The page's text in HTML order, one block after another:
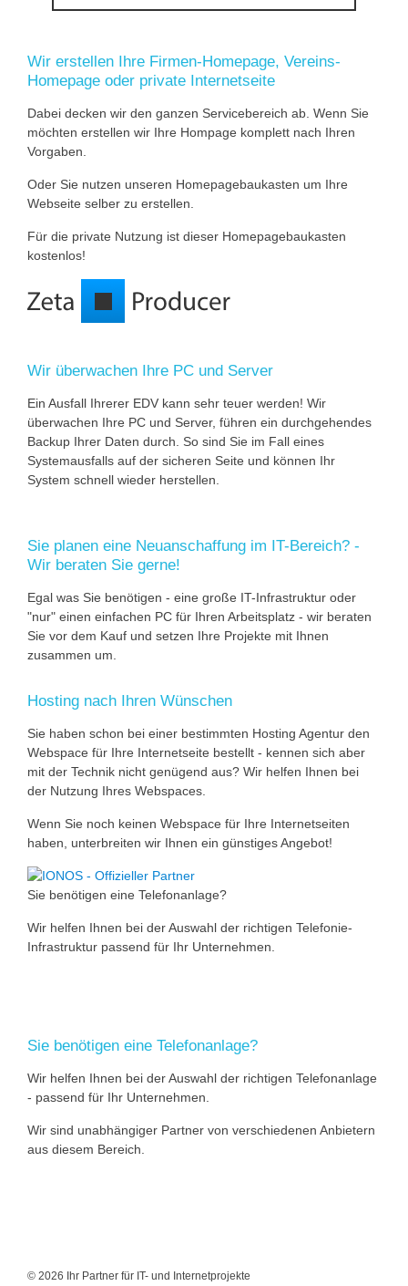
Wir erstellen Ihre Firmen-Homepage, Vereins-
Homepage oder private Internetseite
Dabei decken wir den ganzen Servicebereich ab. Wenn Sie
möchten erstellen wir Ihre Hompage komplett nach Ihren
Vorgaben.
Oder Sie nutzen unseren Homepagebaukasten um Ihre
Webseite selber zu erstellen.
Für die private Nutzung ist dieser Homepagebaukasten
kostenlos!
Wir überwachen Ihre PC und Server
Ein Ausfall Ihrerer EDV kann sehr teuer werden! Wir
überwachen Ihre PC und Server, führen ein durchgehendes
Backup Ihrer Daten durch. So sind Sie im Fall eines
Systemausfalls auf der sicheren Seite und können Ihr
System schnell wieder herstellen.
Sie planen eine Neuanschaffung im IT-Bereich? -
Wir beraten Sie gerne!
Egal was Sie benötigen - eine große IT-Infrastruktur oder
"nur" einen einfachen PC für Ihren Arbeitsplatz - wir beraten
Sie vor dem Kauf und setzen Ihre Projekte mit Ihnen
zusammen um.
Hosting nach Ihren Wünschen
Sie haben schon bei einer bestimmten Hosting Agentur den
Webspace für Ihre Internetseite bestellt - kennen sich aber
mit der Technik nicht genügend aus? Wir helfen Ihnen bei
der Nutzung Ihres Webspaces.
Wenn Sie noch keinen Webspace für Ihre Internetseiten
haben, unterbreiten wir Ihnen ein günstiges Angebot!
Sie benötigen eine Telefonanlage?
Wir helfen Ihnen bei der Auswahl der richtigen Telefonie-
Infrastruktur passend für Ihr Unternehmen.
Sie benötigen eine Telefonanlage?
Wir helfen Ihnen bei der Auswahl der richtigen Telefonanlage
- passend für Ihr Unternehmen.
Wir sind unabhängiger Partner von verschiedenen Anbietern
aus diesem Bereich.
© 2026 Ihr Partner für IT- und Internetprojekte